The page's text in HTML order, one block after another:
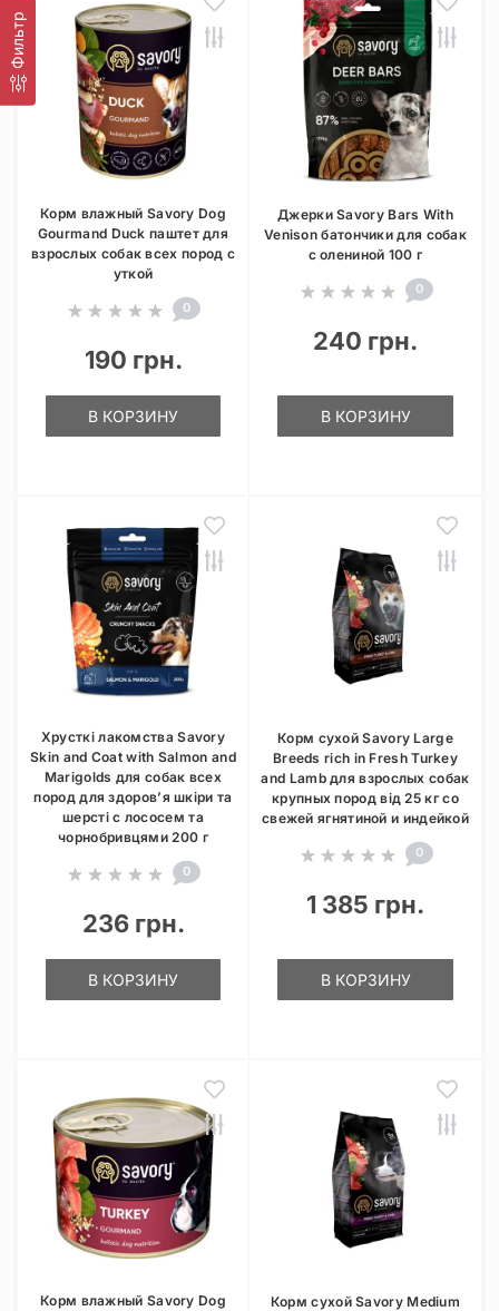
Фильтр
Корм влажный Savory Dog
Gourmand Duck паштет для
взрослых собак всех пород с
уткой
0
190 грн.
В КОРЗИНУ
Джерки Savory Bars With
Venison батончики для собак
с олениной 100 г
0
240 грн.
В КОРЗИНУ
Хрусткі лакомства Savory
Skin and Coat with Salmon and
Marigolds для собак всех
пород для здоров’я шкіри та
шерсті с лососем та
чорнобривцями 200 г
0
236 грн.
В КОРЗИНУ
Корм сухой Savory Large
Breeds rich in Fresh Turkey
and Lamb для взрослых собак
крупных пород від 25 кг со
свежей ягнятиной и индейкой
0
1 385 грн.
В КОРЗИНУ
Корм влажный Savory Dog Корм сухой Savory Medium